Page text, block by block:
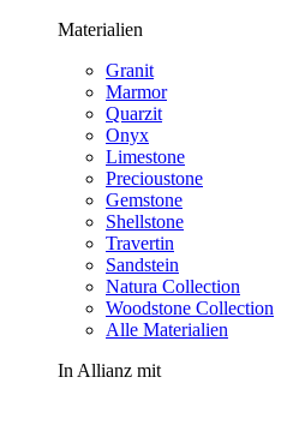
Materialien
Granit
Marmor
Quarzit
Onyx
Limestone
Precioustone
Gemstone
Shellstone
Travertin
Sandstein
Natura Collection
Woodstone Collection
Alle Materialien
In Allianz mit